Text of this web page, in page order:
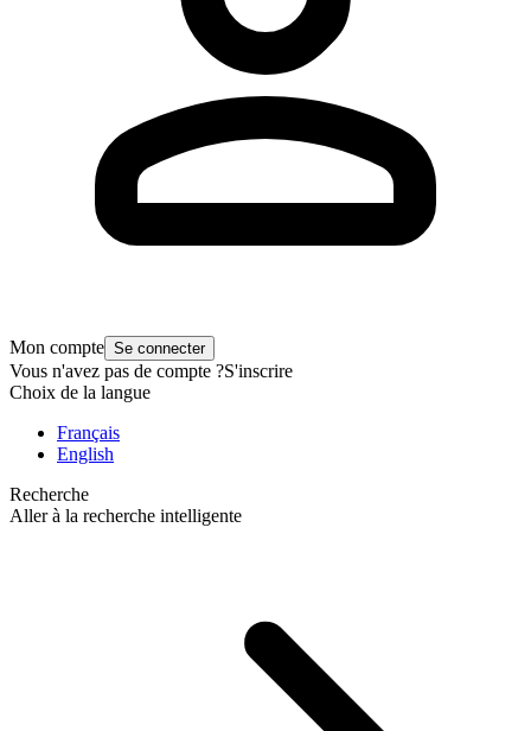
Mon compte Se connecter
Vous n'avez pas de compte ?S'inscrire
Choix de la langue
Français
English
Recherche
Aller à la recherche intelligente